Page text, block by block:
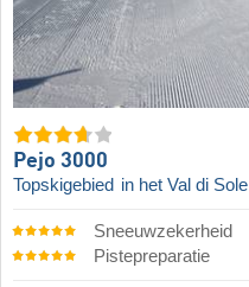
Pejo 3000
Topskigebied in het Val di Sole
Sneeuwzekerheid
Pistepreparatie